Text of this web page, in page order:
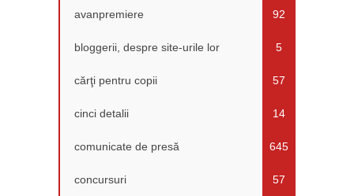
avanpremiere 92
bloggerii, despre site-urile lor 5
cărţi pentru copii 57
cinci detalii 14
comunicate de presă 645
concursuri 57